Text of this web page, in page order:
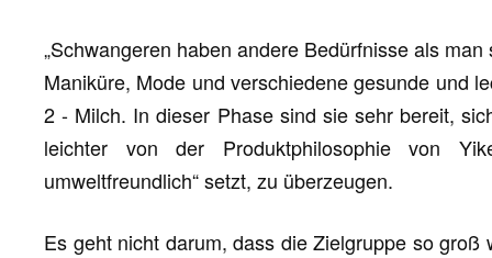
„Schwangeren haben andere Bedürfnisse als
Maniküre, Mode und verschiedene gesunde und
2 - Milch. In dieser Phase sind sie sehr bereit,
leichter von der Produktphilosophie von
umweltfreundlich“ setzt, zu überzeugen.
Es geht nicht darum, dass die Zielgruppe so